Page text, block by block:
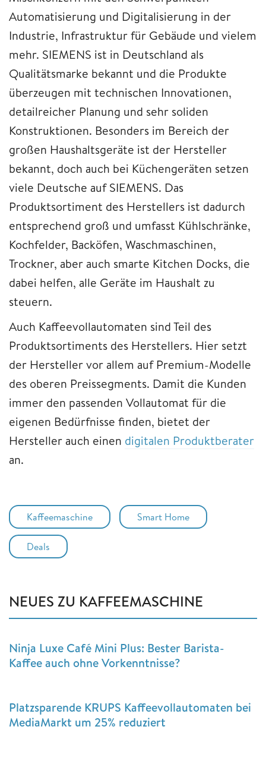
Automatisierung und Digitalisierung in der
Industrie, Infrastruktur für Gebäude und vielem
mehr. SIEMENS ist in Deutschland als
Qualitätsmarke bekannt und die Produkte
überzeugen mit technischen Innovationen,
detailreicher Planung und sehr soliden
Konstruktionen. Besonders im Bereich der
großen Haushaltsgeräte ist der Hersteller
bekannt, doch auch bei Küchengeräten setzen
viele Deutsche auf SIEMENS. Das
Produktsortiment des Herstellers ist dadurch
entsprechend groß und umfasst Kühlschränke,
Kochfelder, Backöfen, Waschmaschinen,
Trockner, aber auch smarte Kitchen Docks, die
dabei helfen, alle Geräte im Haushalt zu
steuern.
Auch Kaffeevollautomaten sind Teil des
Produktsortiments des Herstellers. Hier setzt
der Hersteller vor allem auf Premium-Modelle
des oberen Preissegments. Damit die Kunden
immer den passenden Vollautomat für die
eigenen Bedürfnisse finden, bietet der
Hersteller auch einen digitalen Produktberater
an.
Kaffeemaschine Smart Home
Deals
NEUES ZU KAFFEEMASCHINE
Ninja Luxe Café Mini Plus: Bester Barista-
Kaffee auch ohne Vorkenntnisse?
Platzsparende KRUPS Kaffeevollautomaten bei
MediaMarkt um 25% reduziert